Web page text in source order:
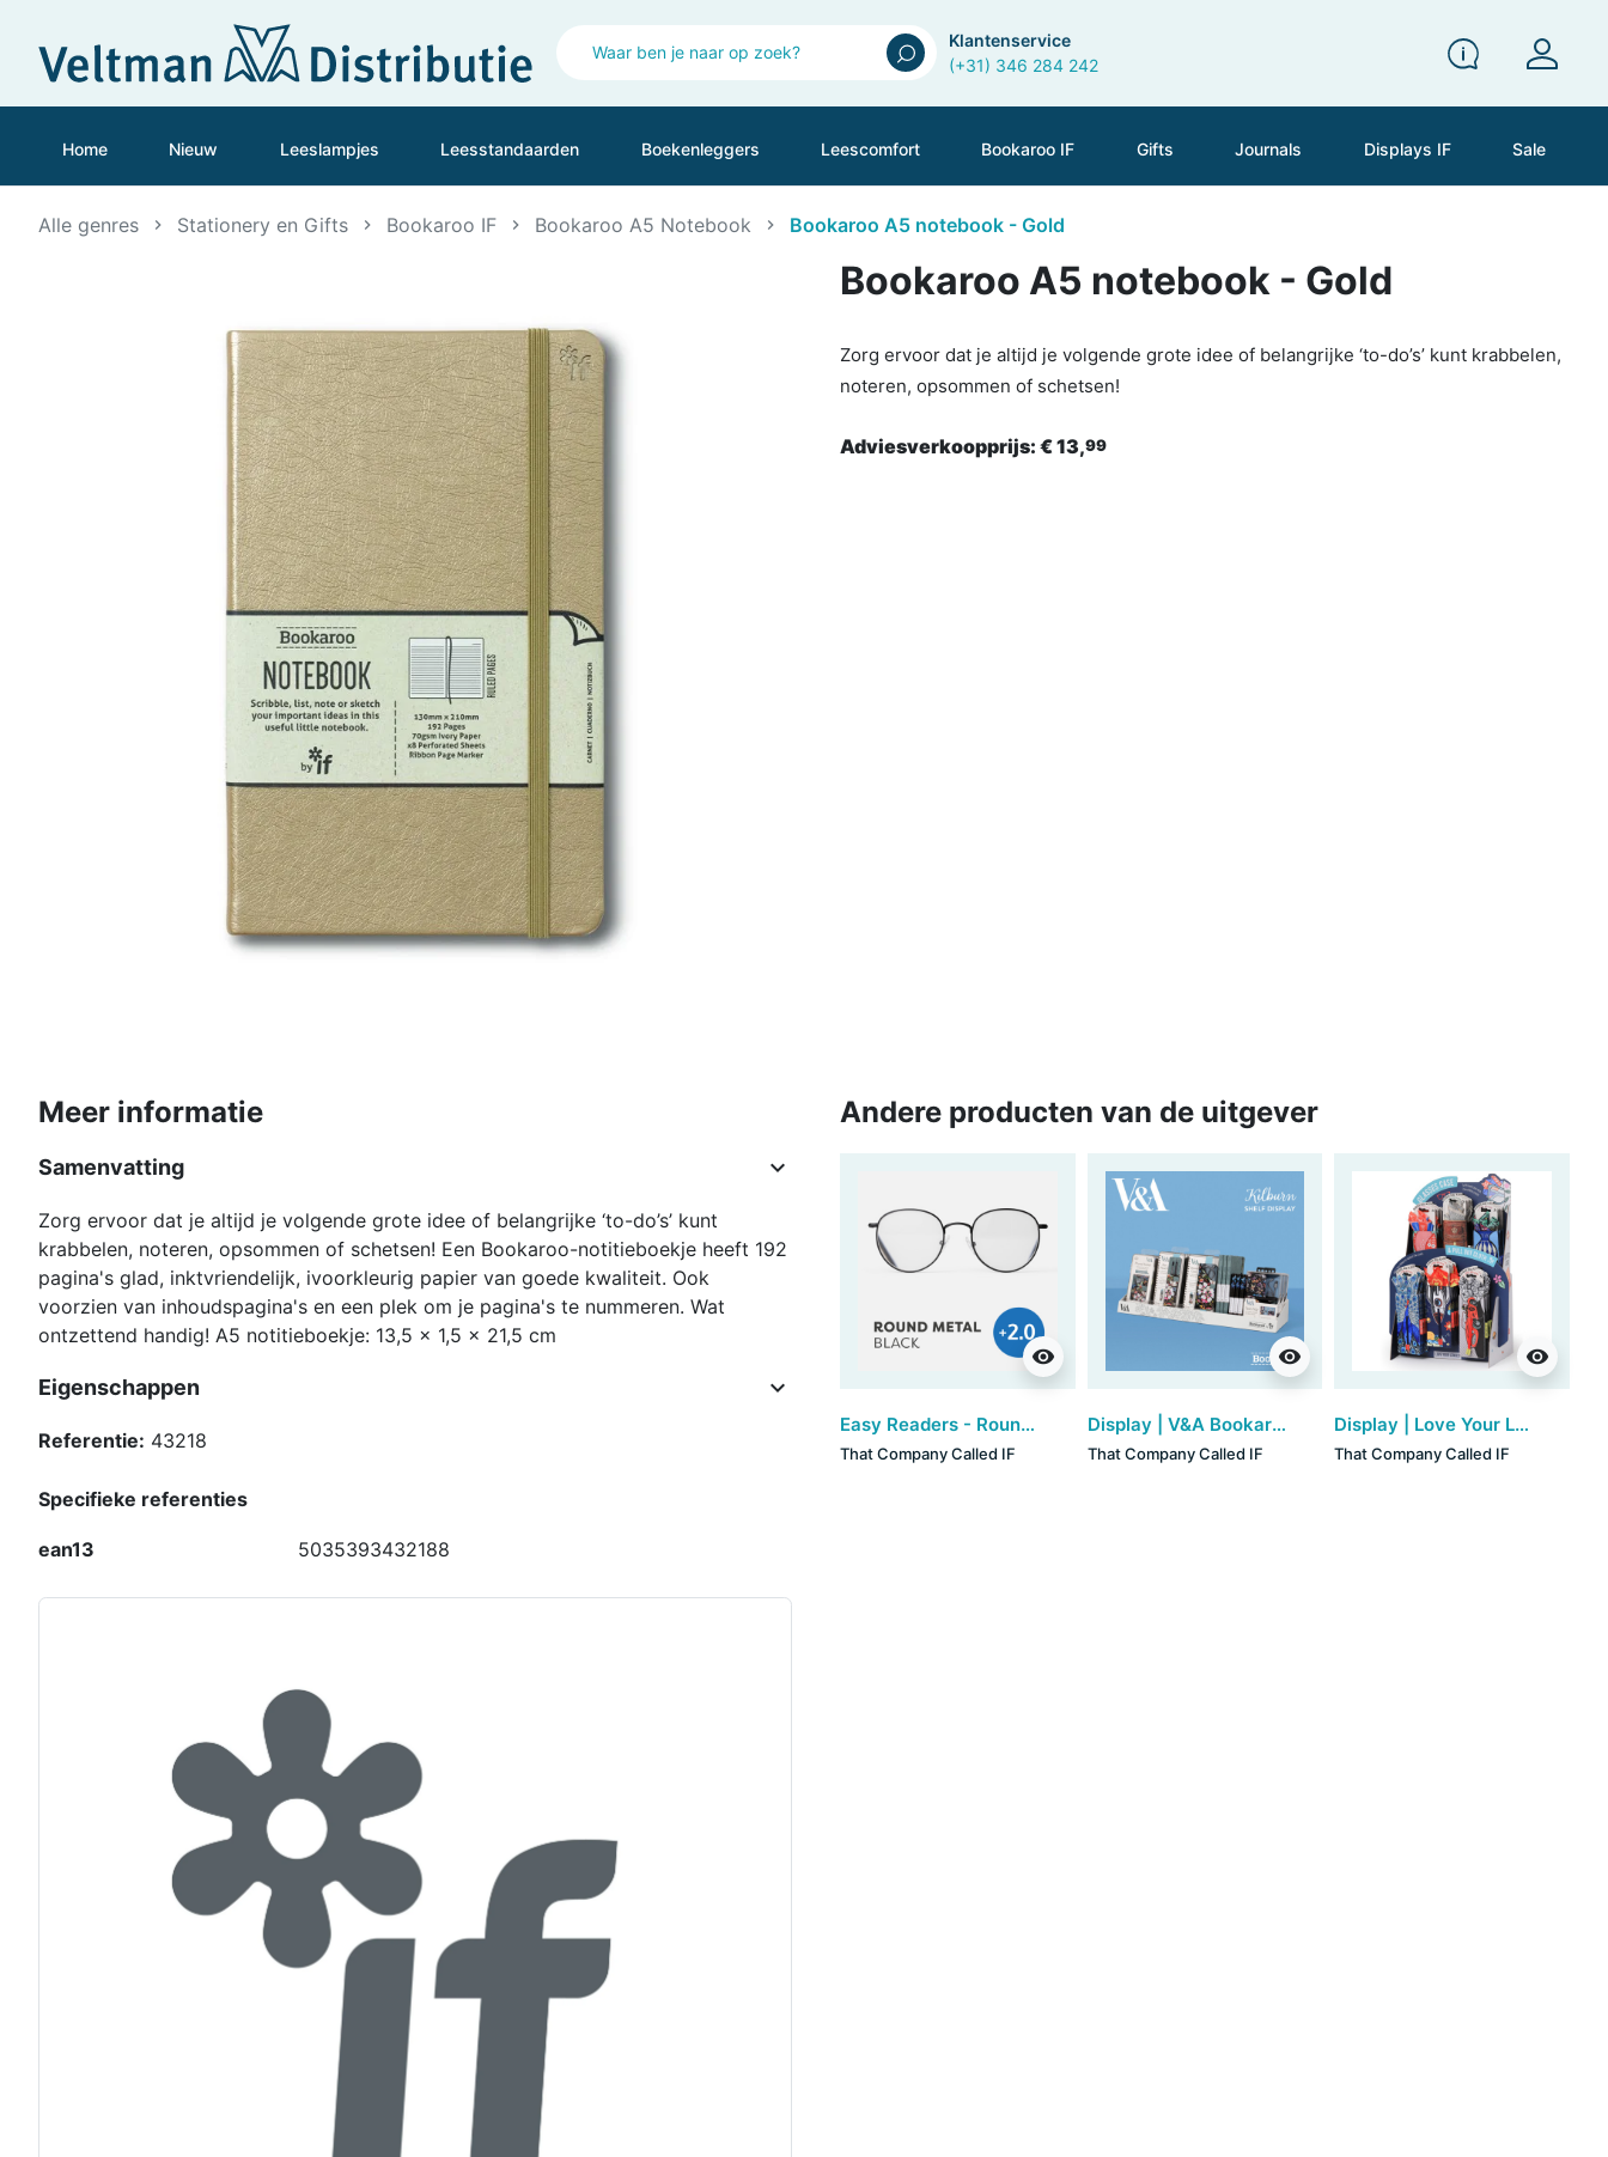
Klantenservice
(+31) 346 284 242
Home Nieuw Leeslampjes Leesstandaarden Boekenleggers Leescomfort Bookaroo IF Gifts Journals Displays IF Sale
Alle genres Stationery en Gifts Bookaroo IF Bookaroo A5 Notebook Bookaroo A5 notebook - Gold
Bookaroo A5 notebook - Gold
Zorg ervoor dat je altijd je volgende grote idee of belangrijke ‘to-do’s’ kunt krabbelen,
noteren, opsommen of schetsen!
Adviesverkoopprijs: € 13,99
Meer informatie
Samenvatting 
Zorg ervoor dat je altijd je volgende grote idee of belangrijke ‘to-do’s’ kunt
krabbelen, noteren, opsommen of schetsen! Een Bookaroo-notitieboekje heeft 192
pagina's glad, inktvriendelijk, ivoorkleurig papier van goede kwaliteit. Ook
voorzien van inhoudspagina's en een plek om je pagina's te nummeren. Wat
ontzettend handig! A5 notitieboekje: 13,5 x 1,5 x 21,5 cm
Eigenschappen 
Referentie: 43218
Specifieke referenties
ean13 5035393432188
Andere producten van de uitgever
visibility
Easy Readers - Round Metal Black (+2)
That Company Called IF
visibility
Display | V&A Bookaroo - Kilburn (60cm)
That Company Called IF
visibility
Display | Love Your Lenses - Glasses Case & Cloth (36 stuks)
That Company Called IF